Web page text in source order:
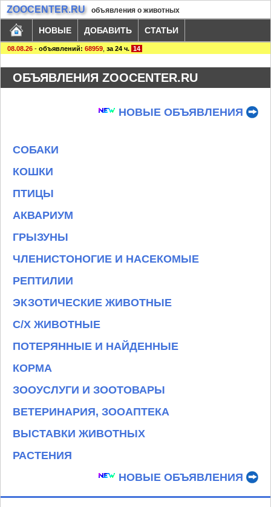
ZOOCENTER.RU объявления о животных
НОВЫЕ ДОБАВИТЬ СТАТЬИ
08.08.26 - объявлений: 68959 за 24 ч. 14
ОБЪЯВЛЕНИЯ ZOOCENTER.RU
НОВЫЕ ОБЪЯВЛЕНИЯ
СОБАКИ
КОШКИ
ПТИЦЫ
АКВАРИУМ
ГРЫЗУНЫ
ЧЛЕНИСТОНОГИЕ И НАСЕКОМЫЕ
РЕПТИЛИИ
ЭКЗОТИЧЕСКИЕ ЖИВОТНЫЕ
С/Х ЖИВОТНЫЕ
ПОТЕРЯННЫЕ И НАЙДЕННЫЕ
КОРМА
ЗООУСЛУГИ И ЗООТОВАРЫ
ВЕТЕРИНАРИЯ, ЗООАПТЕКА
ВЫСТАВКИ ЖИВОТНЫХ
РАСТЕНИЯ
НОВЫЕ ОБЪЯВЛЕНИЯ